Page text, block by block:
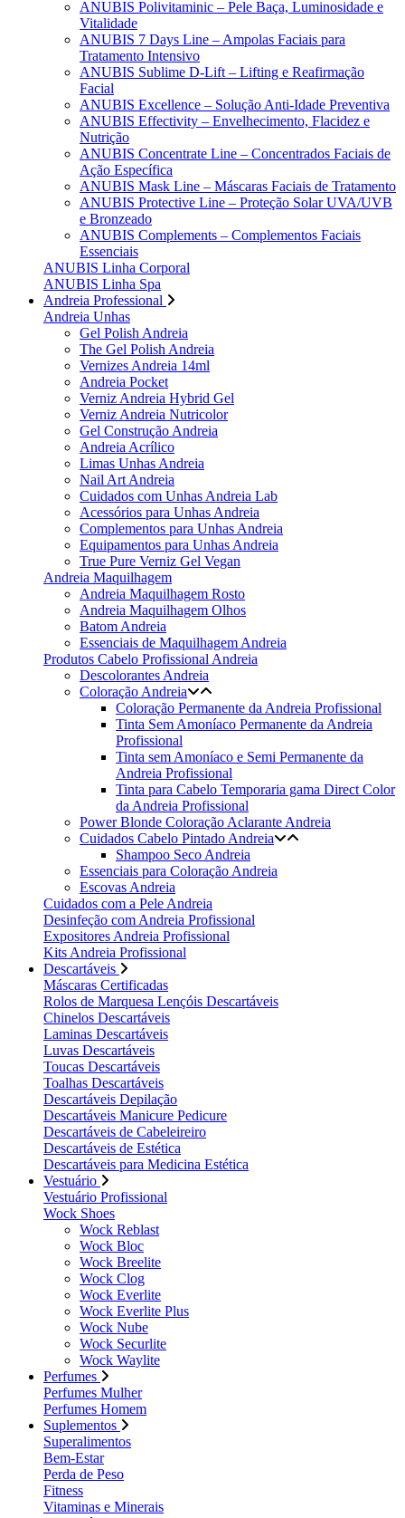
ANUBIS Polivitaminic – Pele Baça, Luminosidade e
Vitalidade
ANUBIS 7 Days Line – Ampolas Faciais para
Tratamento Intensivo
ANUBIS Sublime D-Lift – Lifting e Reafirmação
Facial
ANUBIS Excellence – Solução Anti-Idade Preventiva
ANUBIS Effectivity – Envelhecimento, Flacidez e
Nutrição
ANUBIS Concentrate Line – Concentrados Faciais de
Ação Específica
ANUBIS Mask Line – Máscaras Faciais de Tratamento
ANUBIS Protective Line – Proteção Solar UVA/UVB
e Bronzeado
ANUBIS Complements – Complementos Faciais
Essenciais
ANUBIS Linha Corporal
ANUBIS Linha Spa
Andreia Professional
Andreia Unhas
Gel Polish Andreia
The Gel Polish Andreia
Vernizes Andreia 14ml
Andreia Pocket
Verniz Andreia Hybrid Gel
Verniz Andreia Nutricolor
Gel Construção Andreia
Andreia Acrílico
Limas Unhas Andreia
Nail Art Andreia
Cuidados com Unhas Andreia Lab
Acessórios para Unhas Andreia
Complementos para Unhas Andreia
Equipamentos para Unhas Andreia
True Pure Verniz Gel Vegan
Andreia Maquilhagem
Andreia Maquilhagem Rosto
Andreia Maquilhagem Olhos
Batom Andreia
Essenciais de Maquilhagem Andreia
Produtos Cabelo Profissional Andreia
Descolorantes Andreia
Coloração Andreia
Coloração Permanente da Andreia Profissional
Tinta Sem Amoníaco Permanente da Andreia
Profissional
Tinta sem Amoníaco e Semi Permanente da
Andreia Profissional
Tinta para Cabelo Temporaria gama Direct Color
da Andreia Profissional
Power Blonde Coloração Aclarante Andreia
Cuidados Cabelo Pintado Andreia
Shampoo Seco Andreia
Essenciais para Coloração Andreia
Escovas Andreia
Cuidados com a Pele Andreia
Desinfeção com Andreia Profissional
Expositores Andreia Profissional
Kits Andreia Profissional
Descartáveis
Máscaras Certificadas
Rolos de Marquesa Lençóis Descartáveis
Chinelos Descartáveis
Laminas Descartáveis
Luvas Descartáveis
Toucas Descartáveis
Toalhas Descartáveis
Descartáveis Depilação
Descartáveis Manicure Pedicure
Descartáveis de Cabeleireiro
Descartáveis de Estética
Descartáveis para Medicina Estética
Vestuário
Vestuário Profissional
Wock Shoes
Wock Reblast
Wock Bloc
Wock Breelite
Wock Clog
Wock Everlite
Wock Everlite Plus
Wock Nube
Wock Securlite
Wock Waylite
Perfumes
Perfumes Mulher
Perfumes Homem
Suplementos
Superalimentos
Bem-Estar
Perda de Peso
Fitness
Vitaminas e Minerais